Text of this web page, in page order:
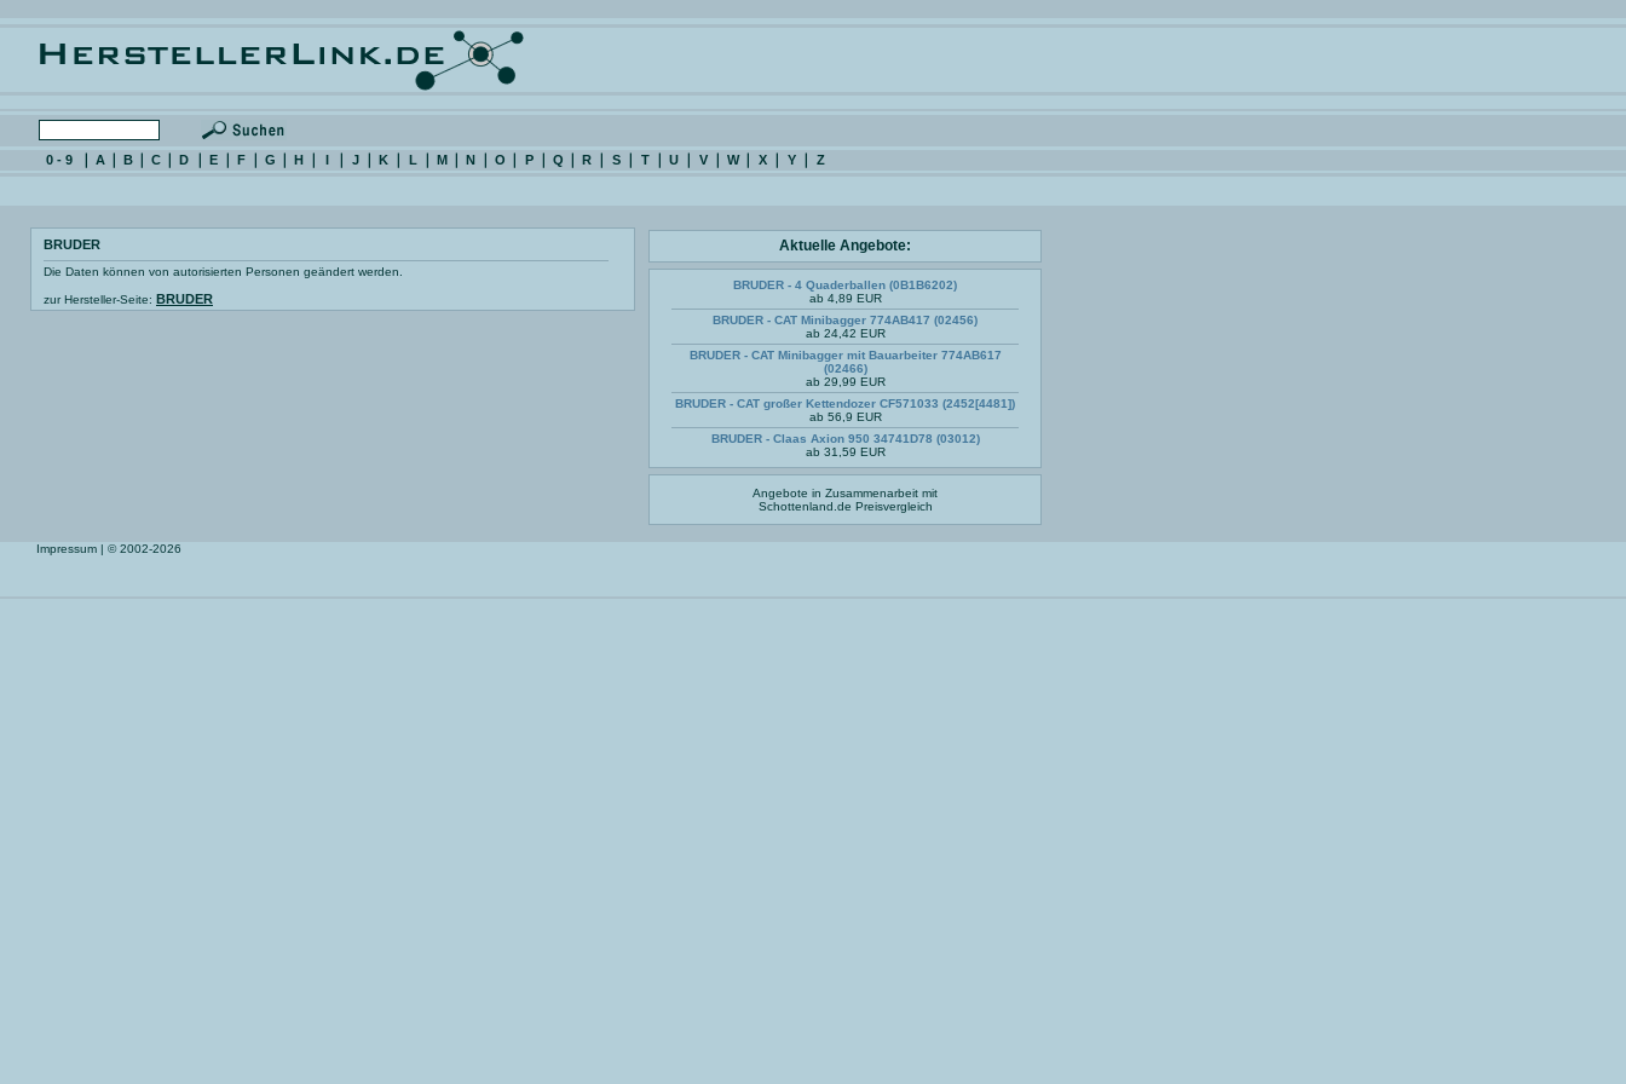
0 - 9 A B C D E F G H I J K L M N O P Q R S T U V W X Y Z
BRUDER
Die Daten können von autorisierten Personen geändert werden.
zur Hersteller-Seite: BRUDER
Aktuelle Angebote:
BRUDER - 4 Quaderballen (0B1B6202)
ab 4,89 EUR
BRUDER - CAT Minibagger 774AB417 (02456)
ab 24,42 EUR
BRUDER - CAT Minibagger mit Bauarbeiter 774AB617
(02466)
ab 29,99 EUR
BRUDER - CAT großer Kettendozer CF571033 (2452[4481])
ab 56,9 EUR
BRUDER - Claas Axion 950 34741D78 (03012)
ab 31,59 EUR
Angebote in Zusammenarbeit mit
Schottenland.de Preisvergleich
Impressum | © 2002-2026